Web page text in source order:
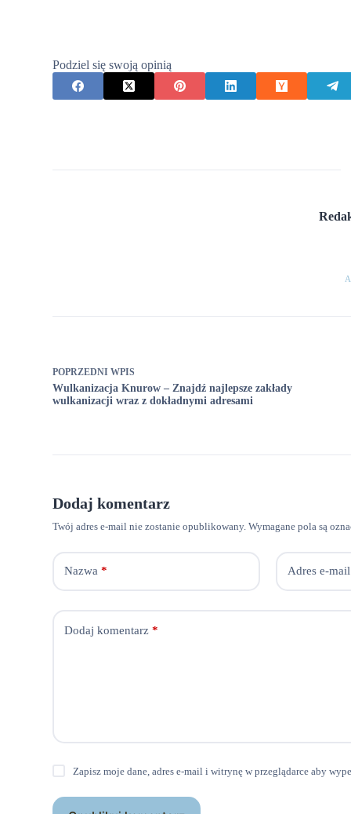
Podziel się swoją opinią
POPRZEDNIWPIS
Wulkanizacja Knurow – Znajdź najlepsze zakłady
wulkanizacji wraz z dokładnymi adresami
Dodaj komentarz
Twój adres e-mail nie zostanie opublikowany. Wymagane pola są
Nazwa * Adres e-mail
Dodaj komentarz *
Zapisz moje dane, adres e-mail i witrynę w przeglądarce aby